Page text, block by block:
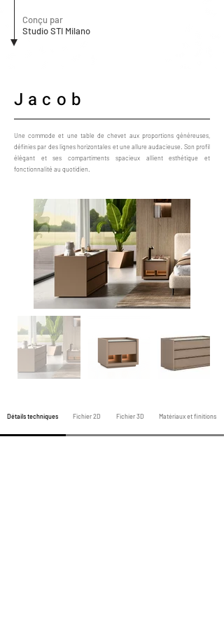
Conçu par
Studio STI Milano
Jacob
Une commode et une table de chevet aux proportions généreuses,
définies par des lignes horizontales et une allure audacieuse. Son profil
élégant et ses compartiments spacieux allient esthétique et
fonctionnalité au quotidien.
Détails techniques Fichier 2D Fichier 3D Matériaux et finitions